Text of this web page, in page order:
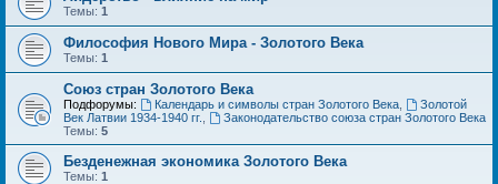
Темы: 1
Философия Нового Мира - Золотого Века
Темы: 1
Cоюз стран Золотого Века
Подфорумы: Календарь и символы стран Золотого Века,
Золотой
Век Латвии 1934-1940 гг.
Законодательство союза стран Золотого Века
Темы: 5
Безденежная экономика Золотого Века
Темы: 1